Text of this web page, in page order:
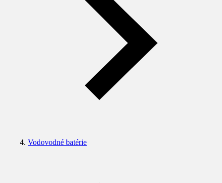
Vodovodné batérie